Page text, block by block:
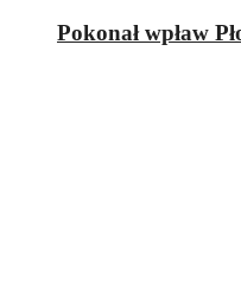
Pokonał wpław